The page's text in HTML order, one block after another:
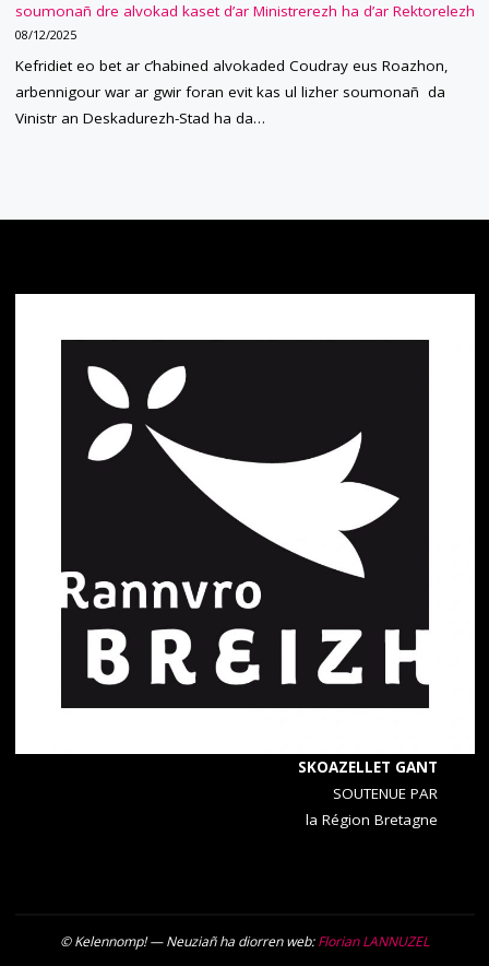
soumonañ dre alvokad kaset d’ar Ministrerezh ha d’ar Rektorelezh
08/12/2025
Kefridiet eo bet ar c’habined alvokaded Coudray eus Roazhon,
arbennigour war ar gwir foran evit kas ul lizher soumonañ da
Vinistr an Deskadurezh-Stad ha da…
SKOAZELLET GANT
SOUTENUE PAR
la Région Bretagne
© Kelennomp! — Neuziañ ha diorren web:Florian LANNUZEL